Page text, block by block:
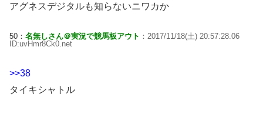
アグネスデジタルも知らないニワカか
50： 名無しさん＠実況で競馬板アウト ：2017/11/18(土) 20:57:28.06
ID:uvHmr8Ck0.net
>>38
タイキシャトル